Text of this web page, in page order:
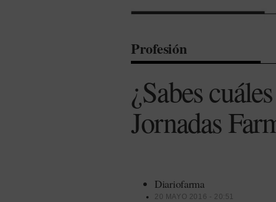
Profesión
¿Sabes
Jornadas
Diariofarma
20 MAYO 2016 - 20:51